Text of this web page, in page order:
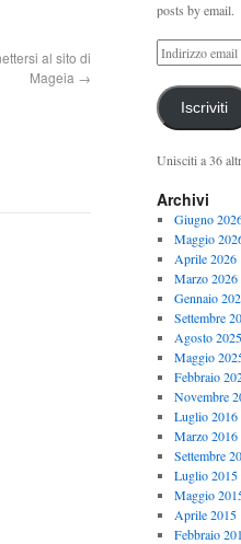
al sito di
Mageia →
posts by email.
Iscriviti
Unisciti a 36
Archivi
Giugno
Maggio
Aprile 2026
Marzo 2026
Gennaio
Settembre
Agosto 2025
Maggio
Febbraio
Novembre
Luglio 2016
Marzo 2016
Settembre
Luglio 2015
Maggio
Aprile 2015
Febbraio